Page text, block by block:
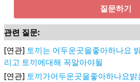
질문하기
관련 질문:
[연관] 토끼는 어두운곳을좋아하나요
리고 토끼에대해 꼭알아야될
[연관] 토끼가어두운곳을좋아하나요